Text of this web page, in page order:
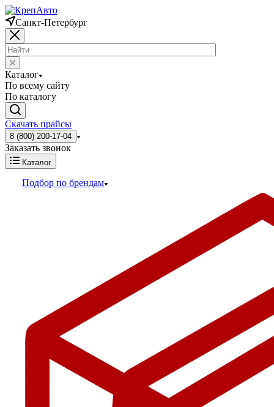
Санкт-Петербург
Каталог
По всему сайту
По каталогу
Скачать прайсы
8 (800) 200-17-04
Заказать звонок
Каталог
Подбор по брендам